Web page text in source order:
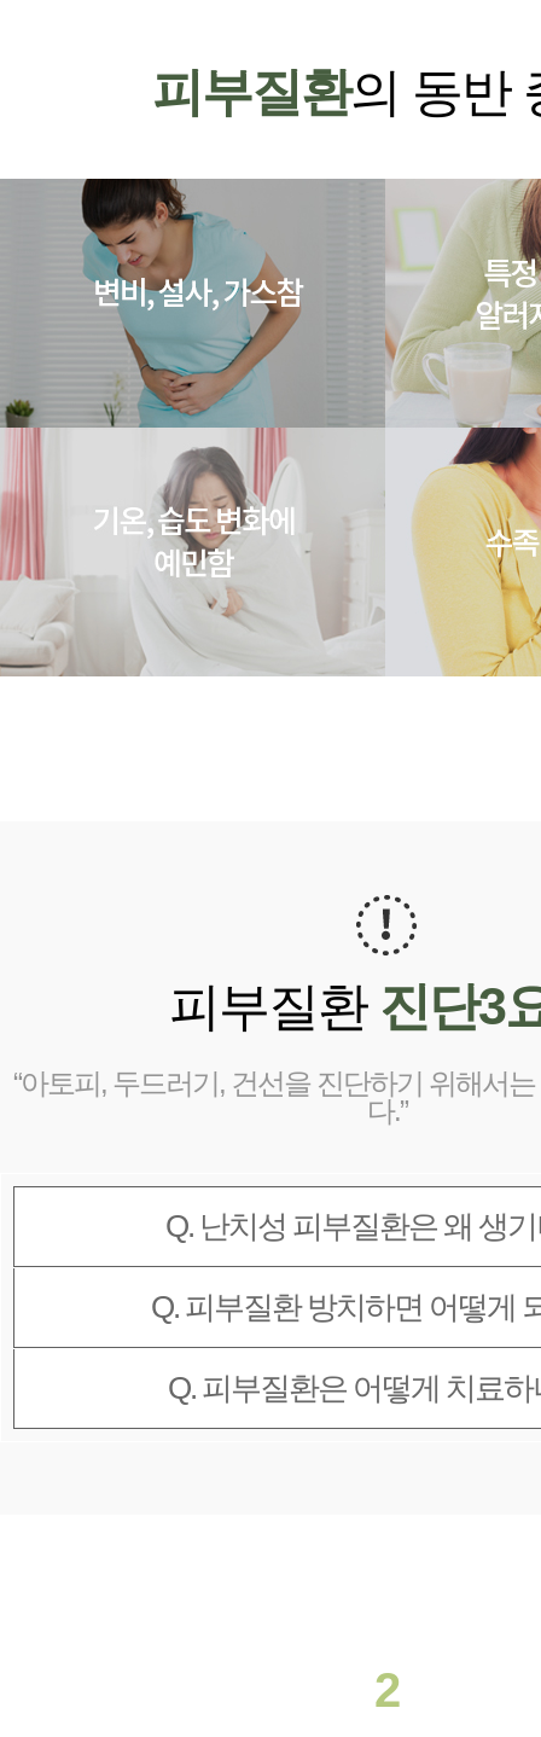
피부질환의 동반
피부질환 진단3
“아토피, 두드러기, 건선을 진단하기 위해서
다.”
Q. 난치성 피부질환은 왜 생
Q. 피부질환 방치하면 어떻게
Q. 피부질환은 어떻게 치료하
2